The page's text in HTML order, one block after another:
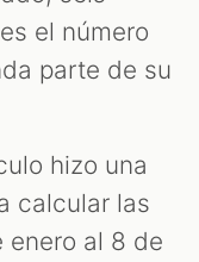
el número
parte de su
hizo una
calcular las
enero al 8 de